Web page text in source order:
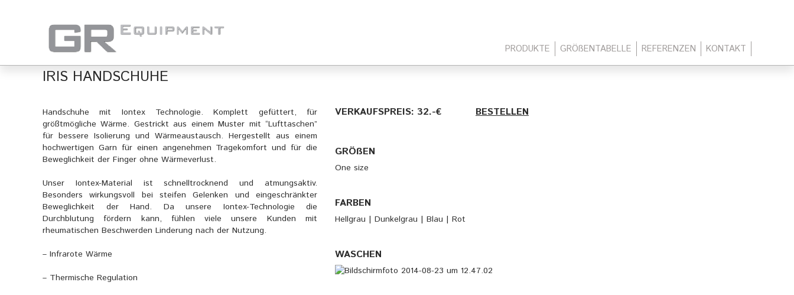
PRODUKTE GRÖßENTABELLE REFERENZEN KONTAKT
IRIS HANDSCHUHE
Handschuhe mit Iontex Technologie. Komplett gefüttert, für
größtmögliche Wärme. Gestrickt aus einem Muster mit “Lufttaschen”
für bessere Isolierung und Wärmeaustausch. Hergestellt aus einem
hochwertigen Garn für einen angenehmen Tragekomfort und für die
Beweglichkeit der Finger ohne Wärmeverlust.
Unser Iontex-Material ist schnelltrocknend und atmungsaktiv.
Besonders wirkungsvoll bei steifen Gelenken und eingeschränkter
Beweglichkeit der Hand. Da unsere Iontex-Technologie die
Durchblutung fördern kann, fühlen viele unsere Kunden mit
rheumatischen Beschwerden Linderung nach der Nutzung.
– Infrarote Wärme
– Thermische Regulation
VERKAUFSPREIS: 32.-€ BESTELLEN
GRÖßEN
One size
FARBEN
Hellgrau | Dunkelgrau | Blau | Rot
WASCHEN